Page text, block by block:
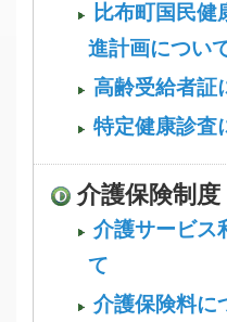
比布町国民健
進計画につい
高齢受給者証
特定健康診査
介護保険制度
介護サービス
て
介護保険料に